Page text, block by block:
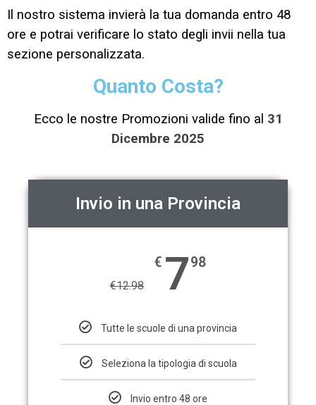
Il nostro sistema invierà la tua domanda entro 48
ore e potrai verificare lo stato degli invii nella tua
sezione personalizzata.
Quanto Costa?
Ecco le nostre Promozioni valide fino al 31
Dicembre 2025
Invio in una Provincia
€12.98
€ 798
Tutte le scuole di una provincia
Seleziona la tipologia di scuola
Invio entro 48 ore